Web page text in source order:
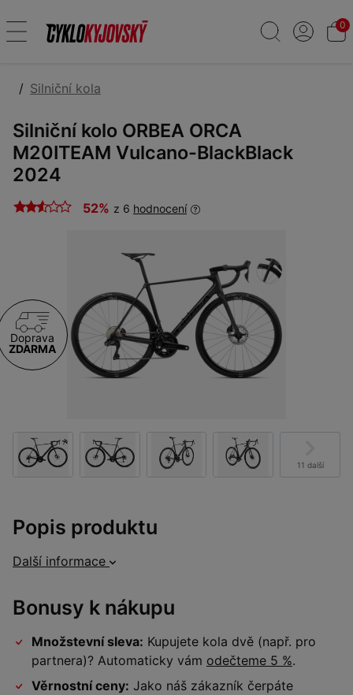
0
Silniční kola
Silniční kolo ORBEA ORCA
M20ITEAM Vulcano-BlackBlack
2024
52% z 6 hodnocení
Doprava
ZDARMA
11 další
Popis produktu
Další informace
Bonusy k nákupu
Množstevní sleva: Kupujete kola dvě (např. pro
partnera)? Automaticky vám odečteme 5 %.
Věrnostní ceny: Jako náš zákazník čerpáte